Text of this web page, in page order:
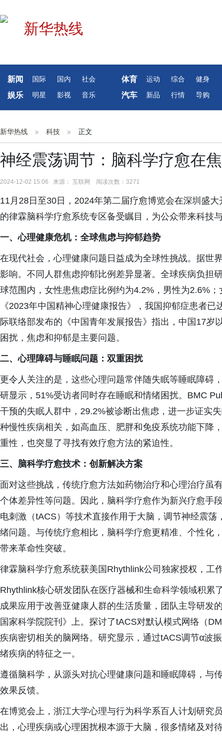
新闻 国际 国内 社会 体育 运动 综合 健身
娱乐 明星 影视 音乐 汽车 新品 行情 导购
新华热线 科技 正文
神经震荡调节：脑科学疗愈在
2024-12-02 15:06 来源： 互联网 阅读次数：3271
11月28日至30日，2024年第二届疗愈博览会在深圳盛
的律霖脑科学疗愈系统专区备受瞩目，为公众带来科技
一、心理健康危机：全球焦虑与抑郁趋势
在现代社会，心理健康问题日益成为全球性挑战。据世
影响。不同人群焦虑抑郁比例差异显著。全球疾病负担
球范围内，女性患焦虑症比例约为4.2%，男性为2.6%
《2023年中国精神心理健康报告》，我国抑郁症患者
际联络部发布的《中国青年发展报告》指出，中国17岁
困扰，焦虑和抑郁是主要问题。
二、心理障碍与睡眠问题：双重困扰
更令人关注的是，这些心理问题常伴随失眠等睡眠障碍
研显示，51%受访者同时存在睡眠和情绪困扰。BMC
干预的失眠人群中，29.2%被诊断出焦虑，进一步证实
种慢性疾病相关，如高血压、肥胖和免疫系统功能下降
重性，也突显了寻找有效疗愈方法的紧迫性。
三、脑科学疗愈技术：创新解决方案
面对这些挑战，传统疗愈方法如药物治疗和心理治疗虽
个体差异性等问题。因此，脑科学疗愈作为新兴疗愈手
电刺激（tACS）等技术直接作用于大脑，调节神经震
绪问题。与传统疗愈相比，脑科学疗愈更精准、个性化
带来革命性突破。
律霖脑科学疗愈系统获美国Rhythlink公司独家授权，工
Rhythlink核心研发团队在医疗器械和生命科学领域积累
成果应用于改善亚健康人群的生活质量，团队主导研发
国家科学院院刊》上。探讨了tACS对默认模式网络（
疾病密切相关的脑网络。研究显示，通过tACS调节α波
绪疾病的特征之一。
遵循脑科学，从源头对抗心理健康问题和睡眠障碍，与
效果反馈。
在博览会上，浙江大学心理与行为科学系百人计划研究
出，心理疾病或心理困扰根本源于大脑，很多情绪及对